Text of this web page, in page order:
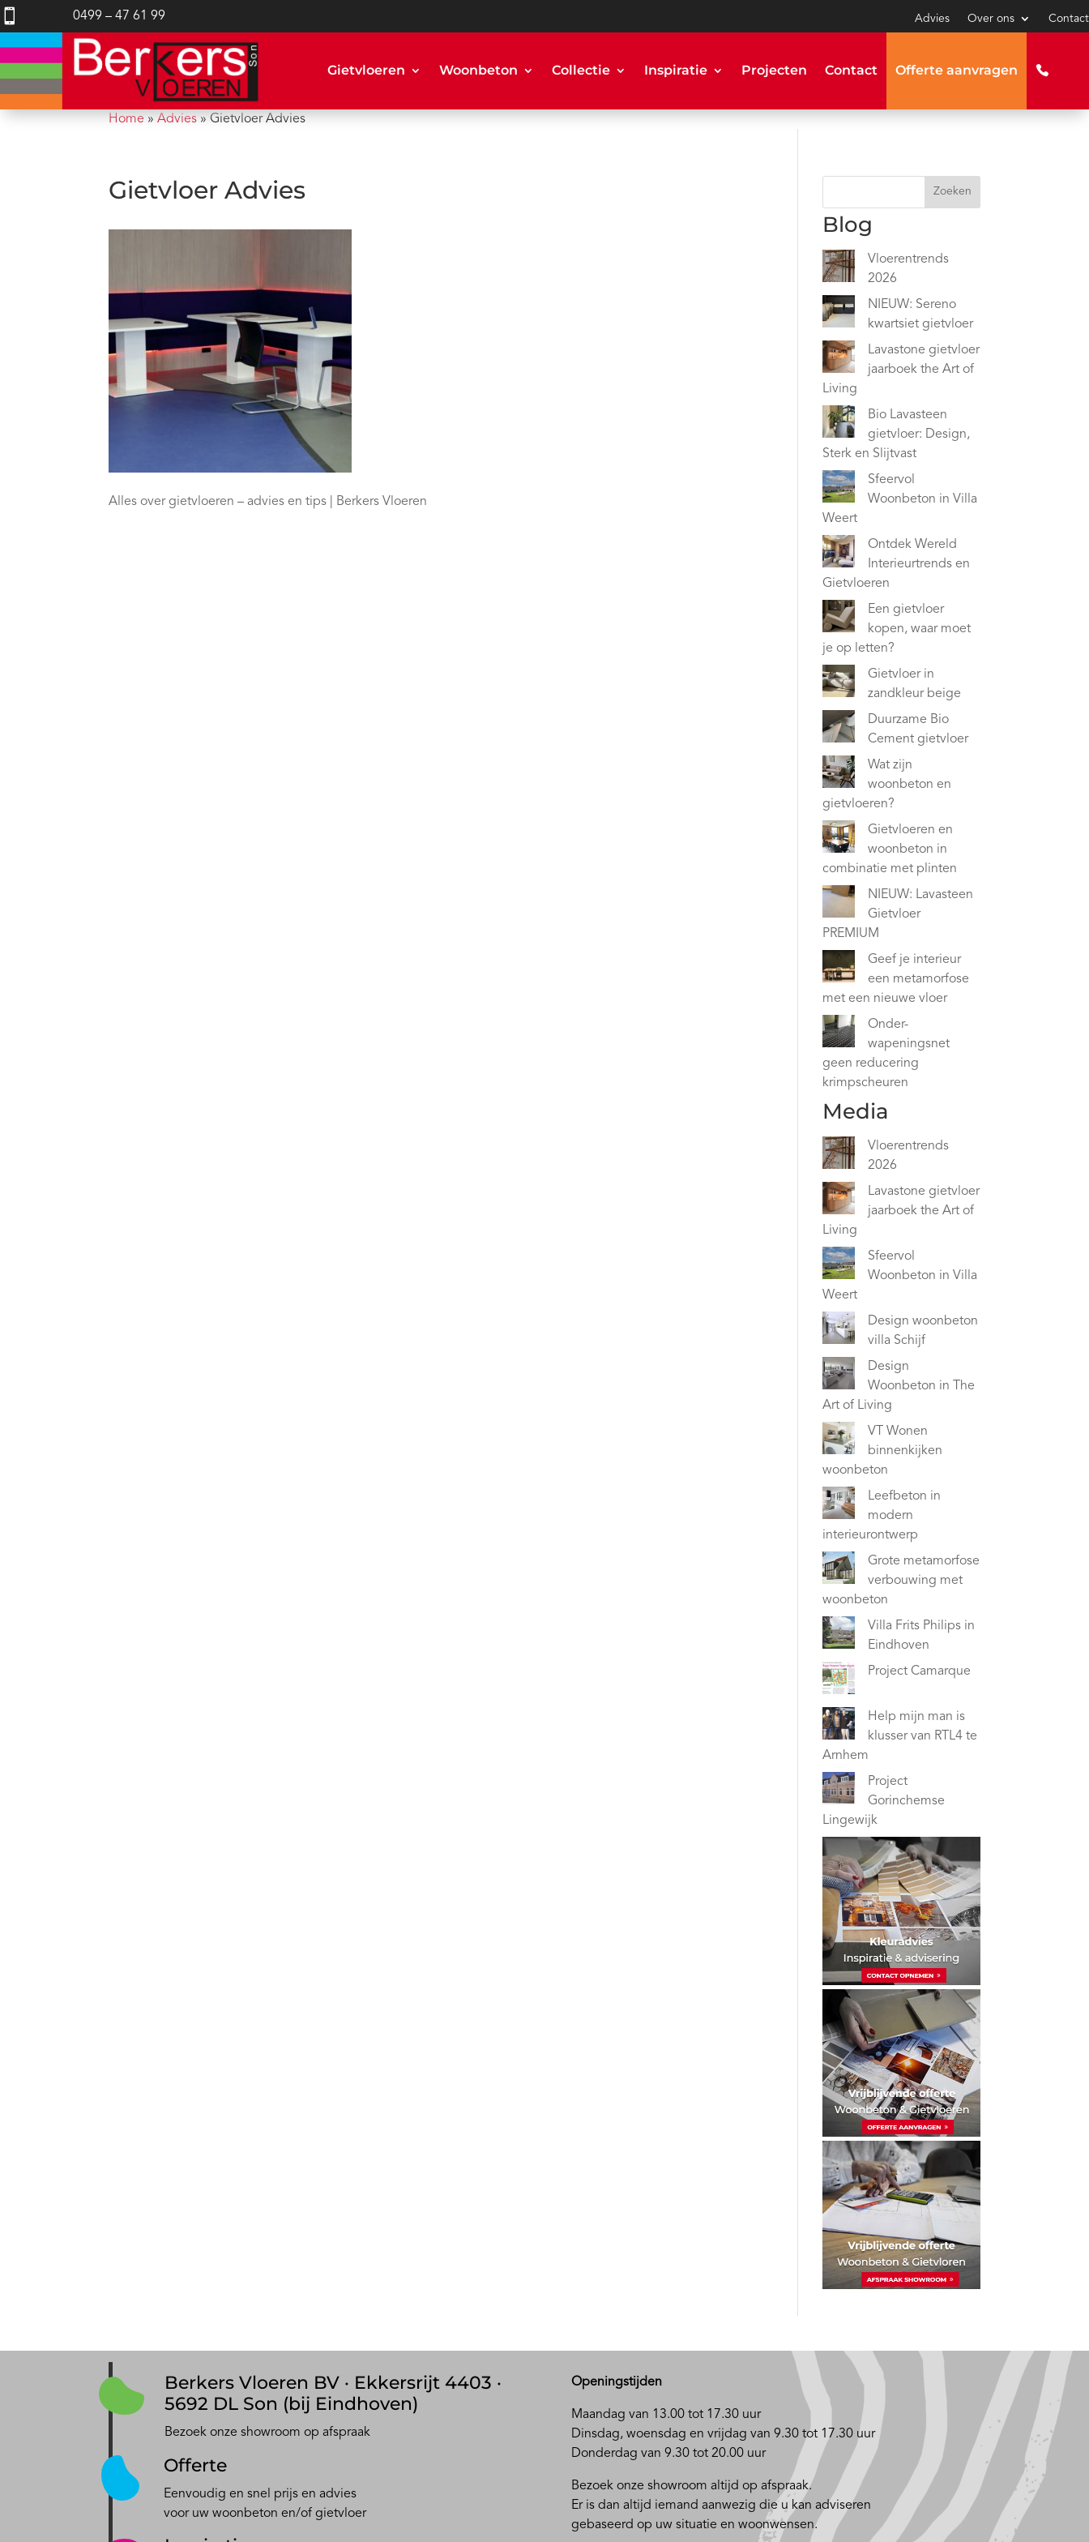
 0499 – 47 61 99 Advies Over ons Contact
Gietvloeren Woonbeton Collectie Inspiratie Projecten Contact Offerte aanvragen
Home »Advies »Gietvloer Advies
Gietvloer Advies
Alles over gietvloeren – advies en tips | Berkers Vloeren
Zoeken
Blog
Vloerentrends
2026
NIEUW: Sereno
kwartsiet gietvloer
Lavastone gietvloer
jaarboek the Art of
Living
Bio Lavasteen
gietvloer: Design,
Sterk en Slijtvast
Sfeervol
Woonbeton in Villa
Weert
Ontdek Wereld
Interieurtrends en
Gietvloeren
Een gietvloer
kopen, waar moet
je op letten?
Gietvloer in
zandkleur beige
Duurzame Bio
Cement gietvloer
Wat zijn
woonbeton en
gietvloeren?
Gietvloeren en
woonbeton in
combinatie met plinten
NIEUW: Lavasteen
Gietvloer
PREMIUM
Geef je interieur
een metamorfose
met een nieuwe vloer
Onder-
wapeningsnet
geen reducering
krimpscheuren
Media
Vloerentrends
2026
Lavastone gietvloer
jaarboek the Art of
Living
Sfeervol
Woonbeton in Villa
Weert
Design woonbeton
villa Schijf
Design
Woonbeton in The
Art of Living
VT Wonen
binnenkijken
woonbeton
Leefbeton in
modern
interieurontwerp
Grote metamorfose
verbouwing met
woonbeton
Villa Frits Philips in
Eindhoven
Project Camarque
Help mijn man is
klusser van RTL4 te
Arnhem
Project
Gorinchemse
Lingewijk
Berkers Vloeren BV · Ekkersrijt 4403 ·
5692 DL Son (bij Eindhoven)
Bezoek onze showroom op afspraak
Offerte
Eenvoudig en snel prijs en advies
voor uw woonbeton en/of gietvloer
Openingstijden
Maandag van 13.00 tot 17.30 uur
Dinsdag, woensdag en vrijdag van 9.30 tot 17.30 uur
Donderdag van 9.30 tot 20.00 uur
Bezoek onze showroom altijd op afspraak.
Er is dan altijd iemand aanwezig die u kan adviseren
gebaseerd op uw situatie en woonwensen.